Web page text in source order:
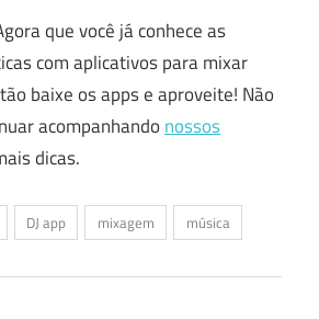
que você já conhece as
com aplicativos para mixar
baixe os apps e aproveite! Não
acompanhando nossos
dicas.
DJ app mixagem música